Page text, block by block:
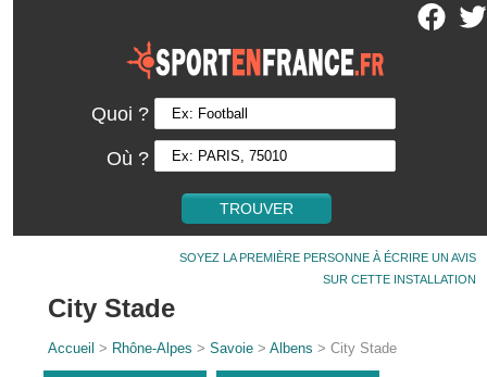
Quoi ?
Où ?
SOYEZ LA PREMIÈRE PERSONNE À ÉCRIRE UN AVIS
SUR CETTE INSTALLATION
City Stade
Accueil > Rhône-Alpes >Savoie >Albens > City Stade